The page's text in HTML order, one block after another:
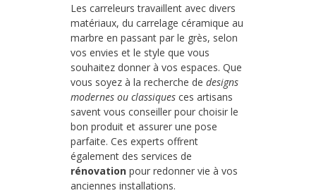
Les carreleurs travaillent avec divers
matériaux, du carrelage céramique au
marbre en passant par le grès, selon
vos envies et le style que vous
souhaitez donner à vos espaces. Que
vous soyez à la recherche de designs
modernes ou classiques ces artisans
savent vous conseiller pour choisir le
bon produit et assurer une pose
parfaite. Ces experts offrent
également des services de
rénovation pour redonner vie à vos
anciennes installations.